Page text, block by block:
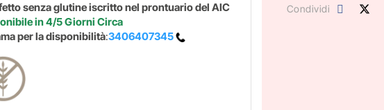
senza glutine iscritto nel prontuario del AIC
in 4/5 Giorni Circa
per la disponibilità:3406407345
Condividi